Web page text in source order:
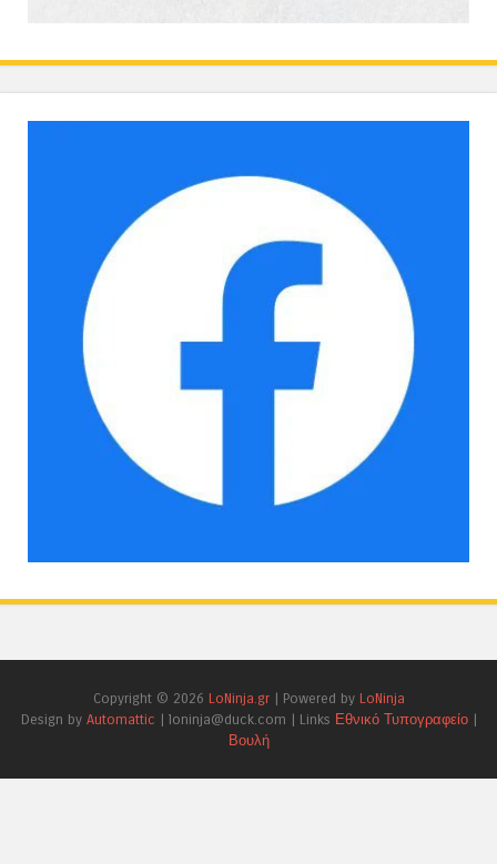
Copyright © 2026 LoNinja.gr| Powered by LoNinja
Design by Automattic | loninja@duck.com | Links Εθνικό Τυπογραφείο|
Βουλή